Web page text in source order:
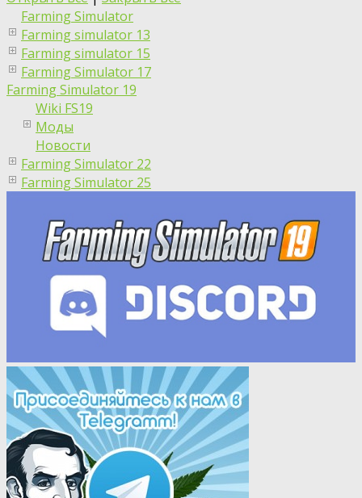
Farming Simulator
Farming simulator 13
Farming simulator 15
Farming Simulator 17
Farming Simulator 19
Wiki FS19
Моды
Новости
Farming Simulator 22
Farming Simulator 25